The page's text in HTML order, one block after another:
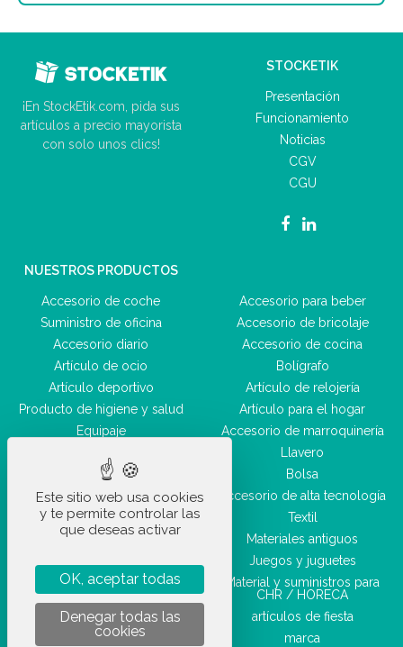
¡En StockEtik.com, pida sus
artículos a precio mayorista
con solo unos clics!
STOCKETIK
Presentación
Funcionamiento
Noticias
CGV
CGU
NUESTROS PRODUCTOS
Accesorio de coche
Suministro de oficina
Accesorio diario
Artículo de ocio
Artículo deportivo
Producto de higiene y salud
Equipaje
Accesorio para beber
Accesorio de bricolaje
Accesorio de cocina
Bolígrafo
Artículo de relojería
Artículo para el hogar
Accesorio de marroquinería
Llavero
Bolsa
Accesorio de alta tecnología
Textil
Materiales antiguos
Juegos y juguetes
Material y suministros para
CHR / HORECA
artículos de fiesta
marca
Este sitio web usa cookies
y te permite controlar las
que deseas activar
OK, aceptar todas
Denegar todas las
cookies